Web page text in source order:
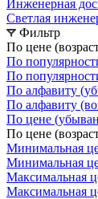
Инженерная
Светлая
Фильтр
По цене
По
По
По алфавиту
По алфавиту
По цене
По цене
Минимальная
Минимальная
Максимальная
Максимальная